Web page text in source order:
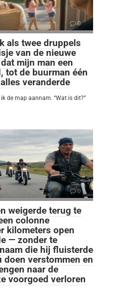
0
als twee druppels
van de nieuwe
mijn man een
tot de buurman één
veranderde
de map aannam. “Wat is dit?”
0
weigerde terug te
colonne
kilometers open
— zonder te
die hij fluisterde
doen verstommen en
naar de
voorgoed verloren